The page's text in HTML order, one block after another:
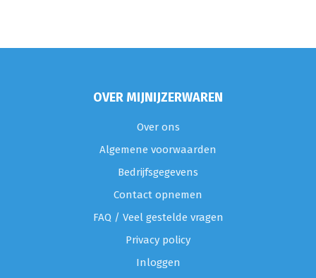
OVER MIJNIJZERWAREN
Over ons
Algemene voorwaarden
Bedrijfsgegevens
Contact opnemen
FAQ / Veel gestelde vragen
Privacy policy
Inloggen